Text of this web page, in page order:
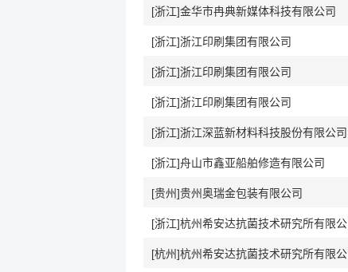
[浙江]金华市冉典新媒体科技有限公司
[浙江]浙江印刷集团有限公司
[浙江]浙江印刷集团有限公司
[浙江]浙江印刷集团有限公司
[浙江]浙江深蓝新材料科技股份有限公司
[浙江]舟山市鑫亚船舶修造有限公司
[贵州]贵州奥瑞金包装有限公司
[浙江]杭州希安达抗菌技术研究所有限公
[杭州]杭州希安达抗菌技术研究所有限公